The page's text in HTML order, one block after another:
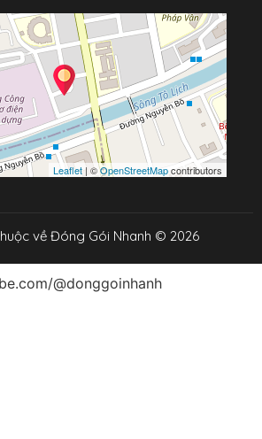
Leaflet | ©OpenStreetMapcontributors
về Đóng Gói Nhanh © 2026
@donggoinhanh